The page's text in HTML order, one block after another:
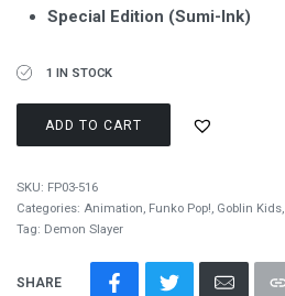
Special Edition (Sumi-Ink)
1 IN STOCK
ADD TO CART
SKU: FP03-516
Categories: Animation, Funko Pop!, Goblin Kids,
Tag: Demon Slayer
SHARE